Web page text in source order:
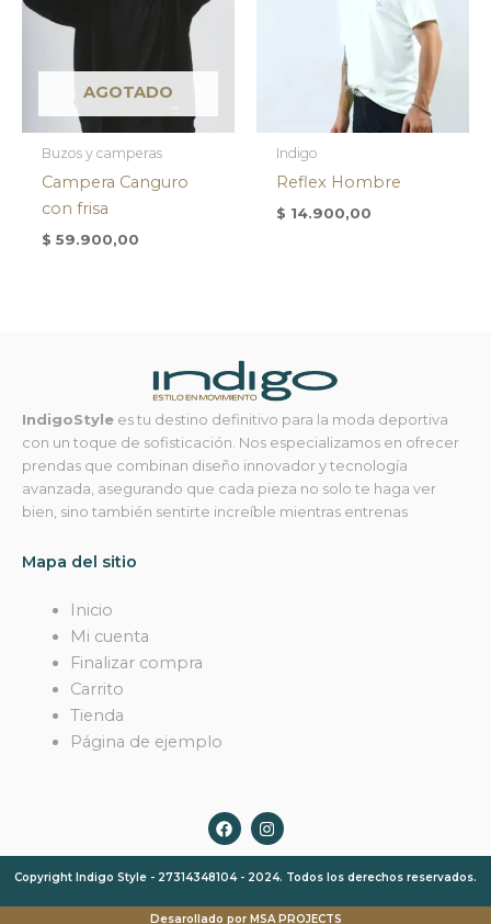
AGOTADO
Buzos y camperas
Campera Canguro
con frisa
$ 59.900,00
Indigo
Reflex Hombre
$ 14.900,00
IndigoStyle es tu destino definitivo para la moda deportiva
con un toque de sofisticación. Nos especializamos en ofrecer
prendas que combinan diseño innovador y tecnología
avanzada, asegurando que cada pieza no solo te haga ver
bien, sino también sentirte increíble mientras entrenas
Mapa del sitio
Inicio
Mi cuenta
Finalizar compra
Carrito
Tienda
Página de ejemplo
F
a
c
e
b
o
o
I
n
s
t
a
g
r
Copyright Indigo Style - 27314348104 - 2024. Todos los derechos reservados.
Desarollado por MSA PROJECTS